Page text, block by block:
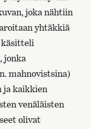
joka nähtiin
yhtäkkiä
jonka
mahnovistsina)
ja kaikkien
venäläisten
olivat